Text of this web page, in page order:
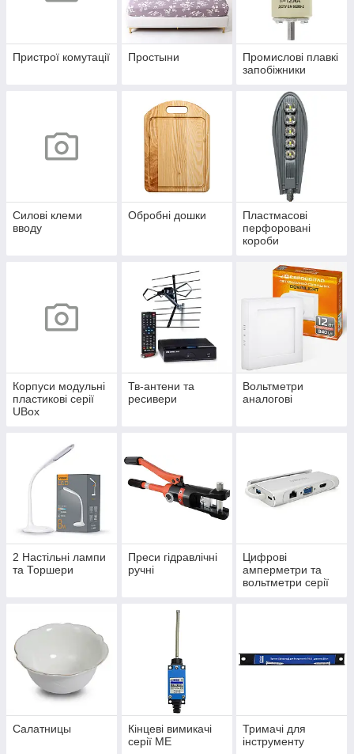
Пристрої комутації Простыни
Промислові плавкі
запобіжники
Силові клеми
вводу
Обробні дошки
Пластмасові
перфоровані
короби
Корпуси модульні
пластикові серії
UBox
Тв-антени та
ресивери
Вольтметри
аналогові
2 Настільні лампи
та Торшери
Преси гідравлічні
ручні
Цифрові
амперметри та
вольтметри серії
Салатницы
Кінцеві вимикачі
серії МЕ
Тримачі для
інструменту